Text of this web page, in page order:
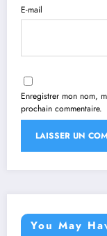
E-mail
Enregistrer mon nom,
prochain commentaire.
You May